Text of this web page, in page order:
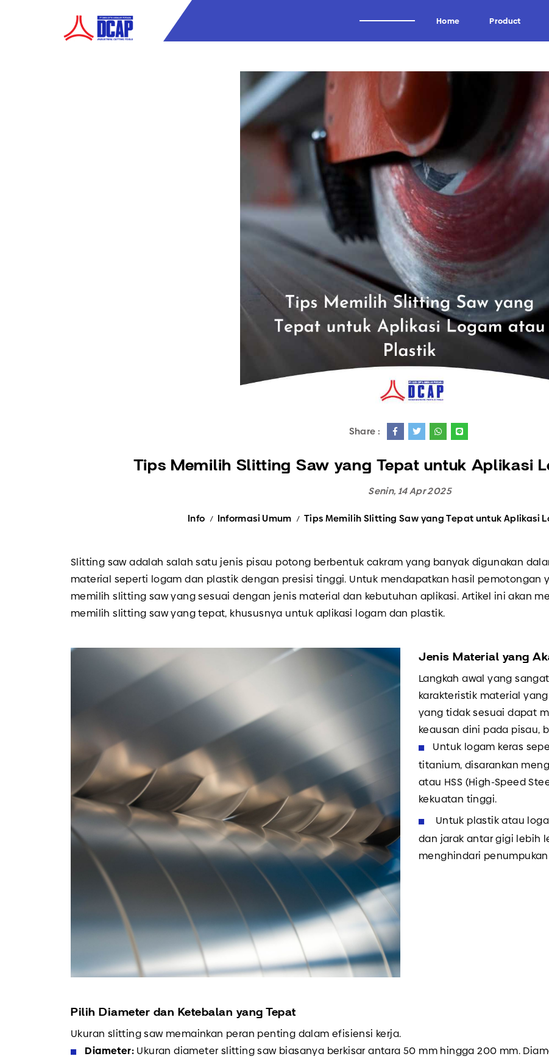
Home Product
Alat Potong Industri
Industri Tissue
Industri Kertas
Industri Logam
Industri Aluminium
Industri Tembakau
Industri Plastik
Industri Pipa HDPE & PVC
Uddeholm
Oscar
Forrezienne
Zieger
Kadur
Kadur TCT & HSS
Arden
Semua Produk
Share :
Tips Memilih Slitting Saw yang Tepat untuk Aplikasi
Senin, 14 Apr 2025
Info Informasi Umum Tips Memilih Slitting Saw yang Tepat untuk Aplikasi
Slitting saw adalah salah satu jenis pisau potong berbentuk cakram yang banyak digunakan
material seperti logam dan plastik dengan presisi tinggi. Untuk mendapatkan hasil
memilih slitting saw yang sesuai dengan jenis material dan kebutuhan aplikasi. Artikel ini akan
memilih slitting saw yang tepat, khususnya untuk aplikasi logam dan plastik.
Jenis Material yang
Langkah awal yang
karakteristik material
yang tidak sesuai dapat
keausan dini pada pisau,
Untuk logam keras
titanium, disarankan
atau HSS (High-Speed
kekuatan tinggi.
Untuk plastik atau
dan jarak antar gigi lebih
menghindari
Pilih Diameter dan Ketebalan yang Tepat
Ukuran slitting saw memainkan peran penting dalam efisiensi kerja.
Diameter: Ukuran diameter slitting saw biasanya berkisar antara 50 mm hingga 200 mm.